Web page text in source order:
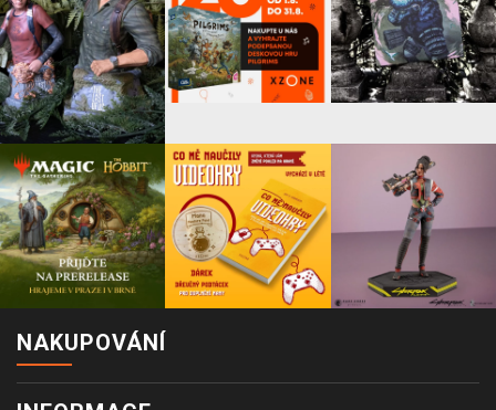
NAKUPOVÁNÍ